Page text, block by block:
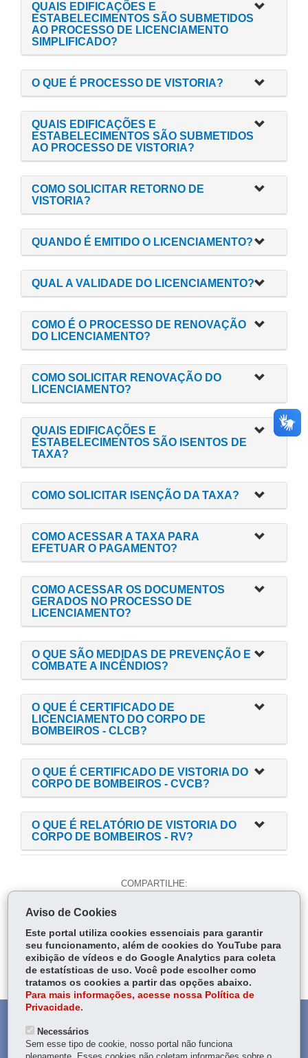
QUAIS EDIFICAÇÕES E
ESTABELECIMENTOS SÃO SUBMETIDOS
AO PROCESSO DE LICENCIAMENTO
SIMPLIFICADO?
O QUE É PROCESSO DE VISTORIA?
QUAIS EDIFICAÇÕES E
ESTABELECIMENTOS SÃO SUBMETIDOS
AO PROCESSO DE VISTORIA?
COMO SOLICITAR RETORNO DE
VISTORIA?
QUANDO É EMITIDO O LICENCIAMENTO?
QUAL A VALIDADE DO LICENCIAMENTO?
COMO É O PROCESSO DE RENOVAÇÃO
DO LICENCIAMENTO?
COMO SOLICITAR RENOVAÇÃO DO
LICENCIAMENTO?
QUAIS EDIFICAÇÕES E
ESTABELECIMENTOS SÃO ISENTOS DE
TAXA?
COMO SOLICITAR ISENÇÃO DA TAXA?
COMO ACESSAR A TAXA PARA
EFETUAR O PAGAMENTO?
COMO ACESSAR OS DOCUMENTOS
GERADOS NO PROCESSO DE
LICENCIAMENTO?
O QUE SÃO MEDIDAS DE PREVENÇÃO E
COMBATE A INCÊNDIOS?
O QUE É CERTIFICADO DE
LICENCIAMENTO DO CORPO DE
BOMBEIROS - CLCB?
O QUE É CERTIFICADO DE VISTORIA DO
CORPO DE BOMBEIROS - CVCB?
O QUE É RELATÓRIO DE VISTORIA DO
CORPO DE BOMBEIROS - RV?
COMPARTILHE:
bo
ok
Tw
itt
er
ts
Ap
p
Voltar Início Imprimir Baixar
OUVIDORIA
Aviso de Cookies
Este portal utiliza cookies essenciais para garantir
seu funcionamento, além de cookies do YouTube para
exibição de vídeos e do Google Analytics para coleta
de estatísticas de uso. Você pode escolher como
tratamos os cookies a partir das opções abaixo.
Para mais informações, acesse nossa Política de
Privacidade.
Necessários
Sem esse tipo de cookie, nosso portal não funciona